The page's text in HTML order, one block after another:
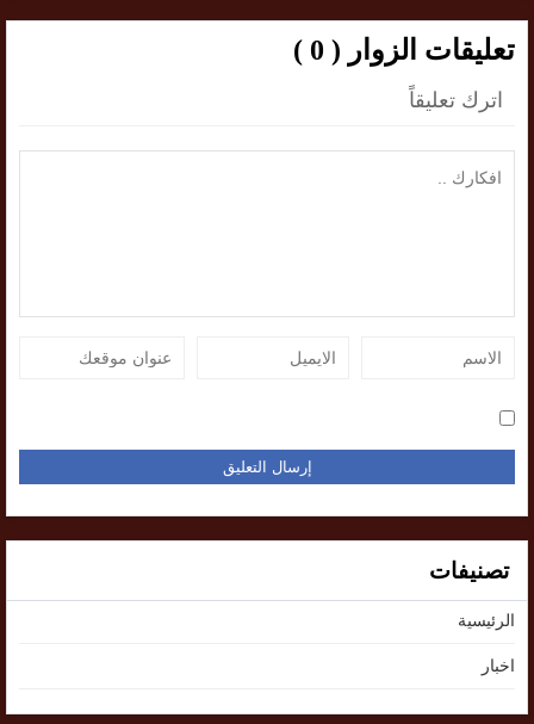
تعليقات الزوار ( 0 )
اترك تعليقاً
تصنيفات
الرئيسية
اخبار